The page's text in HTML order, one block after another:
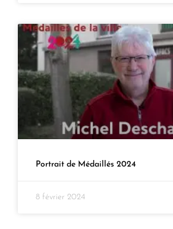
Portrait de Médaillés 2024
8 février 2024